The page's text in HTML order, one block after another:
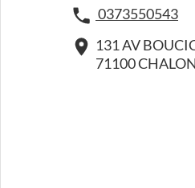
0373550543
131 AV
71100